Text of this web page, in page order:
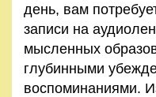
день, вам
записи на
мысленных
глубинными
воспоминаниями.